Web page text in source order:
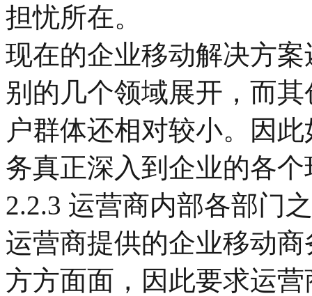
担忧所在。
现在的企业移动解决方
别的几个领域展开，而
户群体还相对较小。因
务真正深入到企业的各
2.2.3 运营商内部各部门
运营商提供的企业移动
方方面面，因此要求运